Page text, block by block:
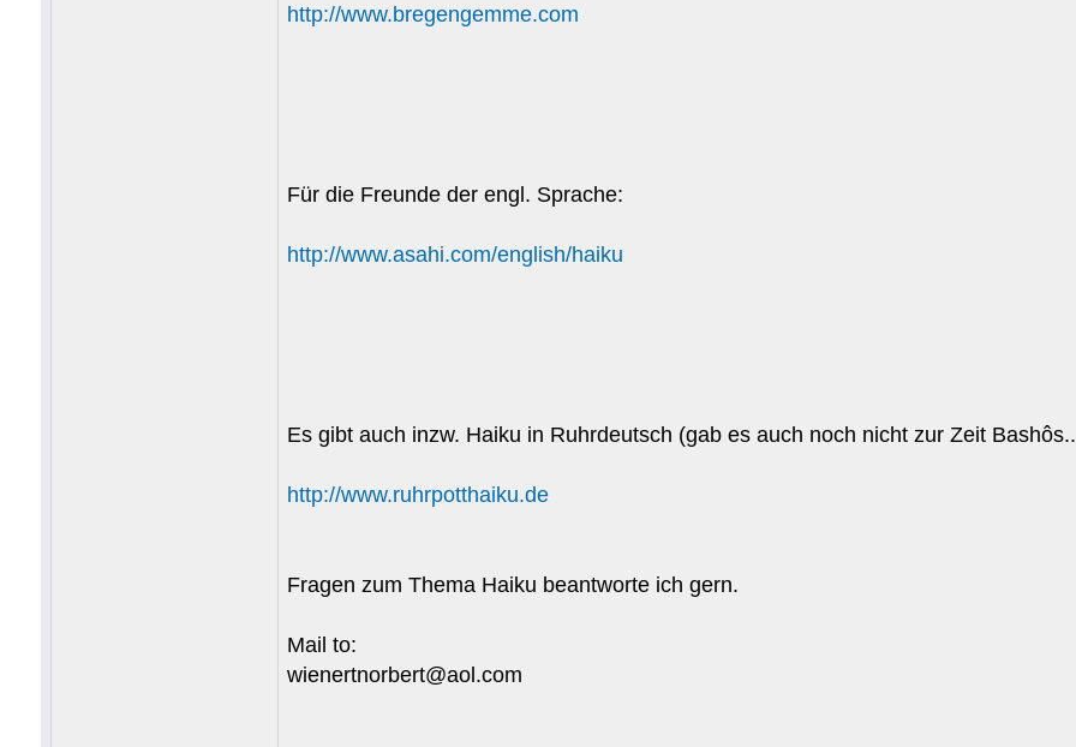
http://www.bregengemme.com
Für die Freunde der engl. Sprache:
http://www.asahi.com/english/haiku
Es gibt auch inzw. Haiku in Ruhrdeutsch (gab es auch noch nicht zur Zeit
http://www.ruhrpotthaiku.de
Fragen zum Thema Haiku beantworte ich gern.
Mail to:
wienertnorbert@aol.com